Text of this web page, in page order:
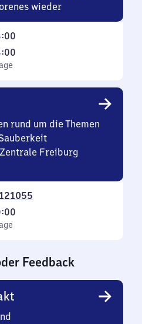
wieder
rund um die Themen
Freiburg
Feedback